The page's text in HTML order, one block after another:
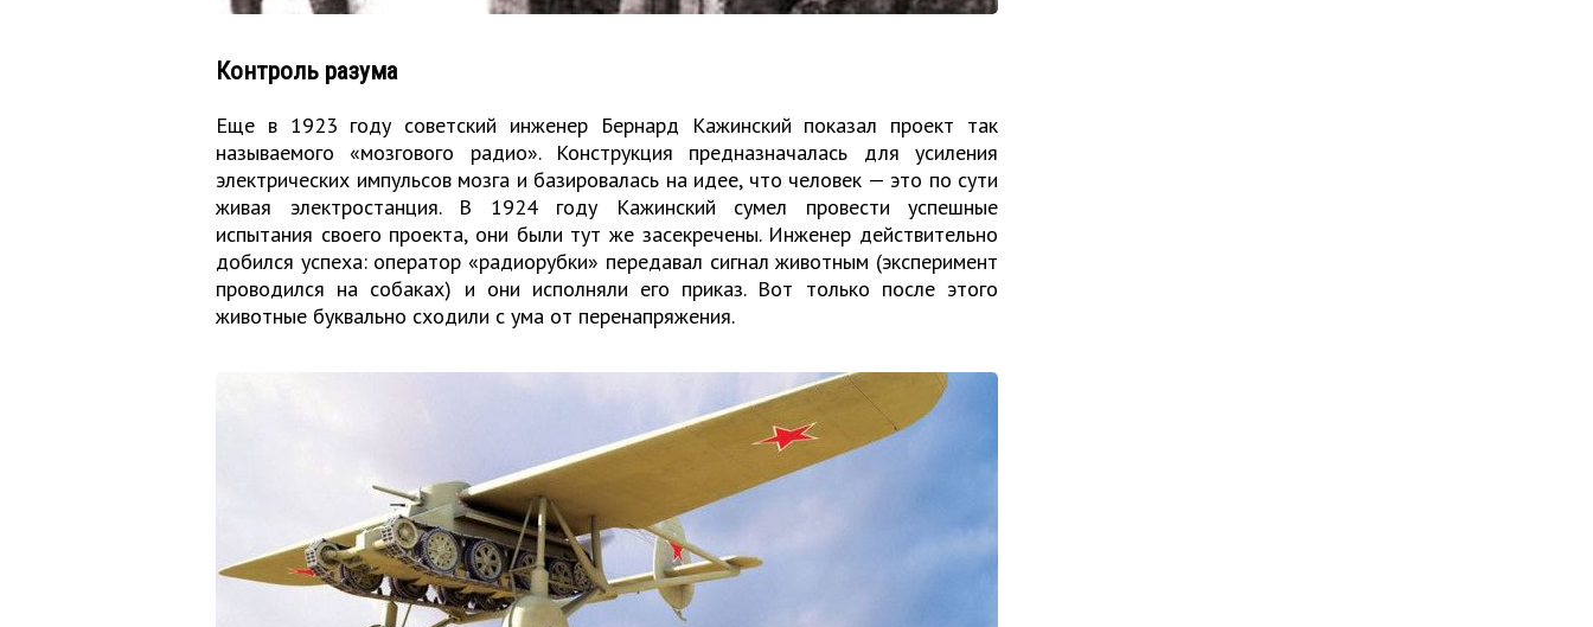
Контроль разума
Еще в 1923 году советский инженер Бернард Кажинский показал проект так
называемого «мозгового радио». Конструкция предназначалась для усиления
электрических импульсов мозга и базировалась на идее, что человек — это по сути
живая электростанция. В 1924 году Кажинский сумел провести успешные
испытания своего проекта, они были тут же засекречены. Инженер действительно
добился успеха: оператор «радиорубки» передавал сигнал животным (эксперимент
проводился на собаках) и они исполняли его приказ. Вот только после этого
животные буквально сходили с ума от перенапряжения.